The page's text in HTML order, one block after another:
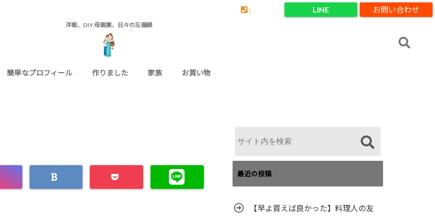
お問い合わせ
LINE
:
洋裁、DIY,母親業、日々の忘備録
簡単なプロフィール 作りました 家族 お買い物
最近の投稿
【早よ買えば良かった】料理人の友